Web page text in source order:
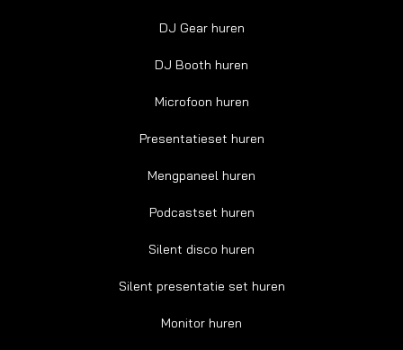
DJ Gear huren
DJ Booth huren
Microfoon huren
Presentatieset huren
Mengpaneel huren
Podcastset huren
Silent disco huren
Silent presentatie set huren
Monitor huren